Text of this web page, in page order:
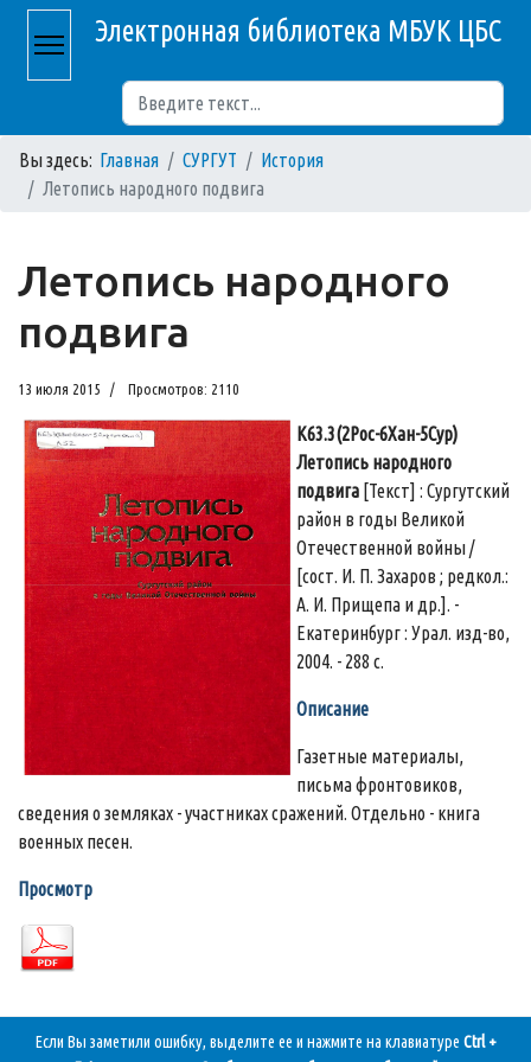
Электронная библиотека МБУК ЦБС
Вы здесь: Главная СУРГУТ
История
Летопись народного подвига
Летопись народного
подвига
13 июля 2015 Просмотров: 2110
К63.3(2Рос-6Хан-5Сур)
Летопись народного
подвига [Текст] : Сургутский
район в годы Великой
Отечественной войны /
[сост. И. П. Захаров ; редкол.:
А. И. Прищепа и др.]. -
Екатеринбург : Урал. изд-во,
2004. - 288 с.
Описание
Газетные материалы,
письма фронтовиков,
сведения о земляках - участниках сражений. Отдельно - книга
военных песен.
Просмотр
Если Вы заметили ошибку, выделите ее и нажмите на клавиатуре Ctrl +